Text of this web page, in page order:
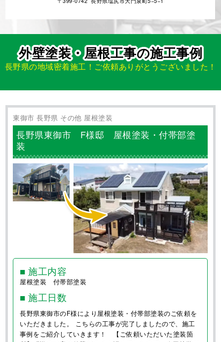
外壁塗装・屋根工事の施工事例
長野県の地域密着施工！ご依頼ありがとうございました！
東御市 長野県 その他 屋根塗装
長野県東御市 F様邸 屋根塗装・付帯部塗
装
■ 施工内容
屋根塗装 付帯部塗装
■ 施工日数
長野県東御市のF様により屋根塗装・付帯部塗装のご依頼を
いただきました。 こちらの工事が完了しましたので、施工
事例をご紹介していきます！ 【ご依頼いただいた塗装箇